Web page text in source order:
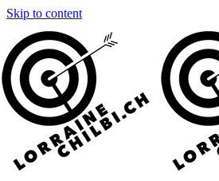
Skip to content